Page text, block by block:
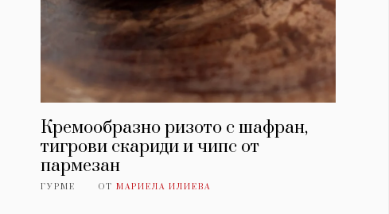
Кремообразно ризото с шафран,
тигрови скариди и чипс от
пармезан
ГУРМЕ ОТ МАРИЕЛА ИЛИЕВА